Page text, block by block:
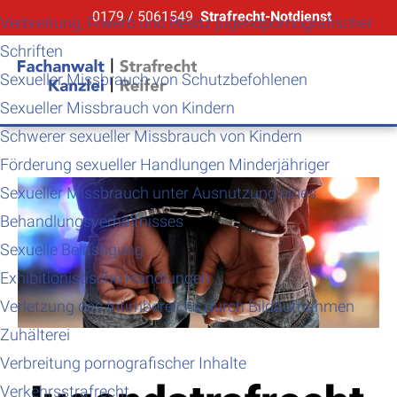
0179 / 5061549 Strafrecht-Notdienst
Verbreitung, Erwerb und Besitz jugendpornografischer
Schriften
Sexueller Missbrauch von Schutzbefohlenen
Sexueller Missbrauch von Kindern
Schwerer sexueller Missbrauch von Kindern
Förderung sexueller Handlungen Minderjähriger
Sexueller Missbrauch unter Ausnutzung eines
Behandlungsverhältnisses
Sexuelle Belästigung
Exhibitionistische Handlungen
Verletzung des Intimbereichs durch Bildaufnahmen
Zuhälterei
Verbreitung pornografischer Inhalte
Verkehrsstrafrecht